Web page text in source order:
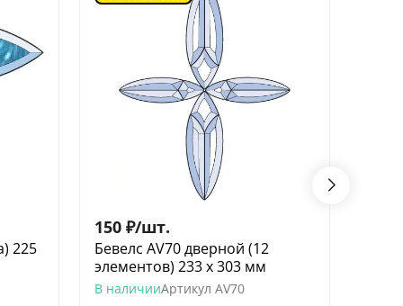
225
150 ₽/шт.
Бевелс AV70 дверной (12
элементов) 233 х 303 мм
В наличииАртикул AV70